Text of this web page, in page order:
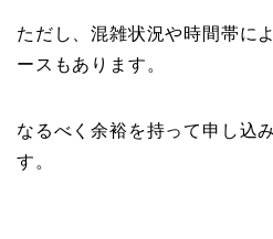
ただし、混雑状況や時間帯に
ースもあります。
なるべく余裕を持って申し込
す。